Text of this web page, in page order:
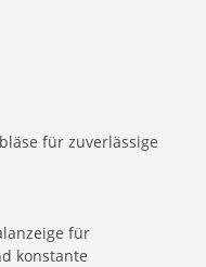
für zuverlässige
für
konstante